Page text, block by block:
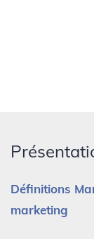
Définitions
marketing